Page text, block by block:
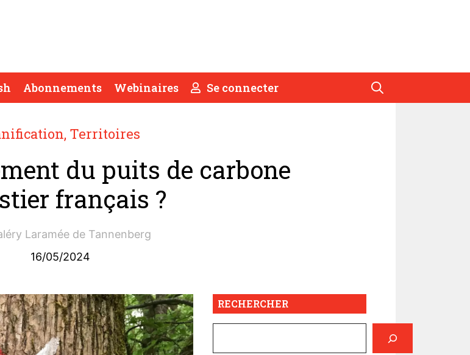
Abonnements Webinaires Se connecter
, Territoires
du puits de carbone
français ?
Laramée de Tannenberg
16/05/2024
RECHERCHER